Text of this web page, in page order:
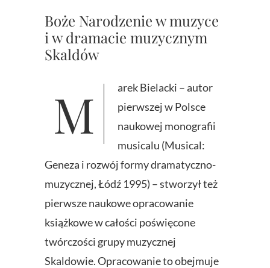
Boże Narodzenie w muzyce
i w dramacie muzycznym
Skaldów
Marek Bielacki – autor
pierwszej w Polsce
naukowej monografii
musicalu (Musical:
Geneza i rozwój formy dramatyczno-
muzycznej, Łódź 1995) – stworzył też
pierwsze naukowe opracowanie
książkowe w całości poświęcone
twórczości grupy muzycznej
Skaldowie. Opracowanie to obejmuje